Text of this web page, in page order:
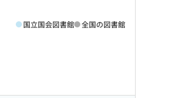
国立国会図書館 全国の図書館